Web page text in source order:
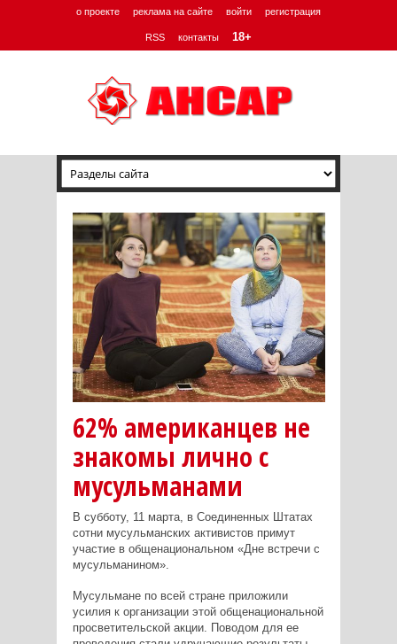
о проекте реклама на сайте войти регистрация
RSS контакты 18+
62% американцев не
знакомы лично с
мусульманами
В субботу, 11 марта, в Соединенных Штатах
сотни мусульманских активистов примут
участие в общенациональном «Дне встречи с
мусульманином».
Мусульмане по всей стране приложили
усилия к организации этой общенациональной
просветительской акции. Поводом для ее